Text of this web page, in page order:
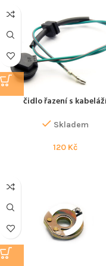
čidlo řazení s
Skladem
120 Kč